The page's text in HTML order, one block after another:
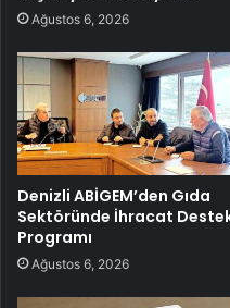
Ağustos 6, 2026
Denizli ABİGEM’den Gıda
Sektöründe İhracat
Programı
Ağustos 6, 2026